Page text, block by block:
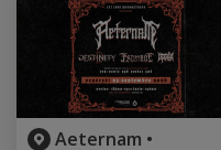
Aeternam •